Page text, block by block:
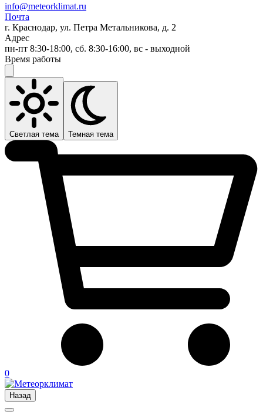
info@meteorklimat.ru
Почта
г. Краснодар, ул. Петра Метальникова, д. 2
Адрес
пн-пт 8:30-18:00, сб. 8:30-16:00, вс - выходной
Время работы
Светлая тема Темная тема
0
Назад